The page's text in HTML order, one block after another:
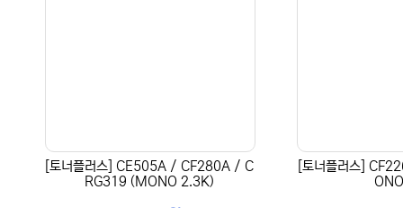
[토너플러스] CE505A / CF280A / C
RG319 (MONO 2.3K)
[토너플러스]